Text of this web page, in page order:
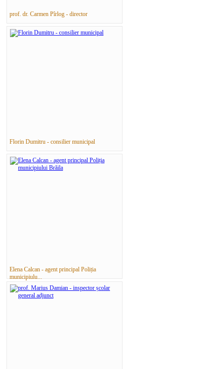
prof. dr. Carmen Pîrlog - director
Florin Dumitru - consilier municipal
Elena Calcan - agent principal Poliția
municipiulu...